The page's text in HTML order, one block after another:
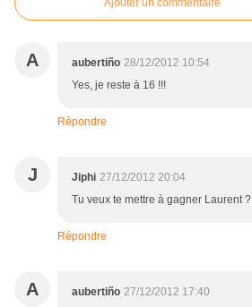
Ajouter un commentaire
A aubertiño 28/12/2012 10:54
Yes, je reste à 16 !!!
Répondre
J Jiphi 27/12/2012 20:04
Tu veux te mettre à gagner Laurent ?
Répondre
A aubertiño 27/12/2012 17:40